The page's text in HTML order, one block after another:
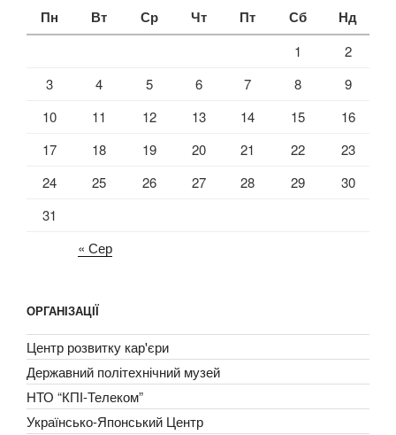
Пн Вт Ср Чт Пт Сб Нд
1
2
3
4 5 6 7 8
9
10
11 12 13 14 15
16
17
18 19 20 21 22
23
24
25 26 27 28 29
30
31
« Сер
ОРГАНІЗАЦІЇ
Центр розвитку кар'єри
Державний політехнічний музей
НТО “КПІ-Телеком”
Українсько-Японський Центр